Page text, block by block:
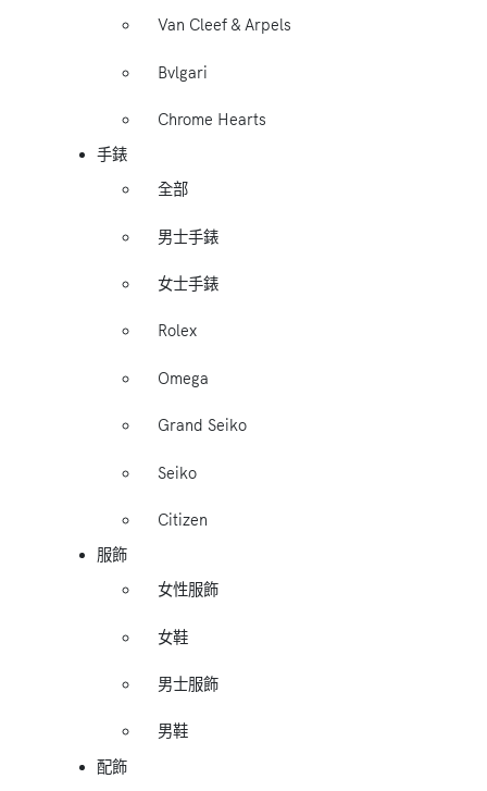
Van Cleef & Arpels
Bvlgari
Chrome Hearts
手錶
全部
男士手錶
女士手錶
Rolex
Omega
Grand Seiko
Seiko
Citizen
服飾
女性服飾
女鞋
男士服飾
男鞋
配飾